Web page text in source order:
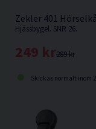
Försedd med
Kabel med 2
Justerbar
Breda,
Räckvidd
Zekler 401
Hjässbygel. SNR 26.
289 kr
249 kr
Skickas normalt inom